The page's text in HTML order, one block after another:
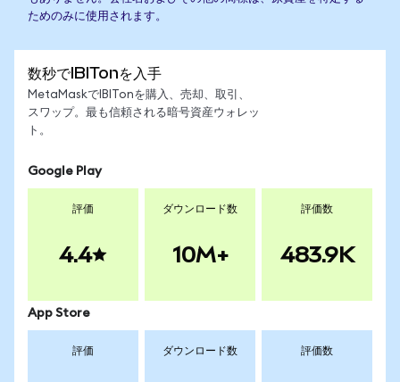
ためのみに使用されます。
数秒でIBITonを入手
MetaMaskでIBITonを購入、売却、取引、
スワップ。最も信頼される暗号資産ウォレッ
ト。
Google Play
評価
4.4
ダウンロード数
10M+
評価数
483.9K
App Store
評価 ダウンロード数 評価数